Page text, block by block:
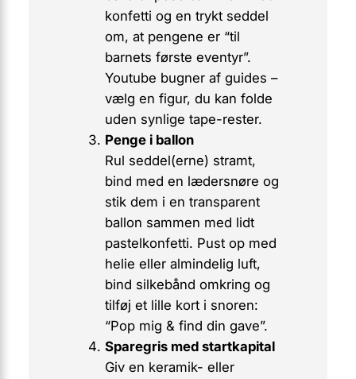
konfetti og en trykt seddel
om, at pengene er “til
barnets første eventyr”.
Youtube bugner af guides –
vælg en figur, du kan folde
uden synlige tape-rester.
Penge i ballon
Rul seddel(erne) stramt,
bind med en lædersnøre og
stik dem i en transparent
ballon sammen med lidt
pastelkonfetti. Pust op med
helie eller almindelig luft,
bind silkebånd omkring og
tilføj et lille kort i snoren:
“Pop mig & find din gave”.
Sparegris med startkapital
Giv en keramik- eller